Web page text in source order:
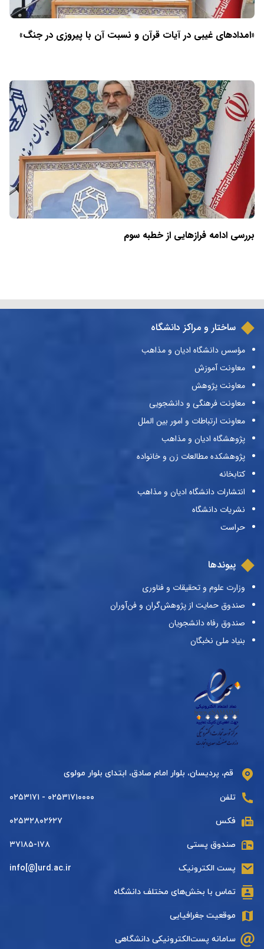
«امدادهای غیبی در آیات قرآن و نسبت آن با پیروزی در جنگ»
بررسی ادامه فرازهایی از خطبه سوم
ساختار و مراکز دانشگاه
مؤسس دانشگاه ادیان و مذاهب
معاونت آموزش
معاونت پژوهش
معاونت فرهنگی و دانشجویی
معاونت ارتباطات و امور بین الملل
پژوهشگاه ادیان و مذاهب
پژوهشکده مطالعات زن و خانواده
کتابخانه
انتشارات دانشگاه ادیان و مذاهب
نشریات دانشگاه
حراست
پیوندها
وزارت علوم و تحقیقات و فناوری
صندوق حمایت از پژوهش‌گران و فن‌آوران
صندوق رفاه دانشجویان
بنیاد ملی نخبگان
قم، پردیسان، بلوار امام صادق، ابتدای بلوار مولوی
تلفن ۰۲۵۳۱۷۱۰۰۰۰ - ۰۲۵۳۱۷۱
فکس ۰۲۵۳۲۸۰۲۶۲۷
صندوق پستی ۳۷۱۸۵-۱۷۸
پست الکترونیک info[@]urd.ac.ir
تماس با بخش‌های مختلف دانشگاه
موقعیت جغرافیایی
سامانه پست‌الکترونیکی دانشگاهی